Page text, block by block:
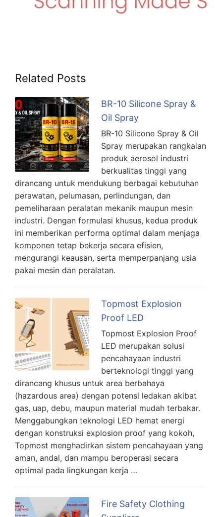
Related Posts
BR-10 Silicone Spray &
Oil Spray
BR-10 Silicone Spray & Oil
Spray merupakan rangkaian
produk aerosol industri
berkualitas tinggi yang
dirancang untuk mendukung berbagai kebutuhan
perawatan, pelumasan, perlindungan, dan
pemeliharaan peralatan mekanik maupun mesin
industri. Dengan formulasi khusus, kedua produk
ini memberikan performa optimal dalam menjaga
komponen tetap bekerja secara efisien,
mengurangi keausan, serta memperpanjang usia
pakai mesin dan peralatan.
Topmost Explosion
Proof LED
Topmost Explosion Proof
LED merupakan solusi
pencahayaan industri
berteknologi tinggi yang
dirancang khusus untuk area berbahaya
(hazardous area) dengan potensi ledakan akibat
gas, uap, debu, maupun material mudah terbakar.
Menggabungkan teknologi LED hemat energi
dengan konstruksi explosion proof yang kokoh,
Topmost menghadirkan sistem pencahayaan yang
aman, andal, dan mampu beroperasi secara
optimal pada lingkungan kerja …
Fire Safety Clothing